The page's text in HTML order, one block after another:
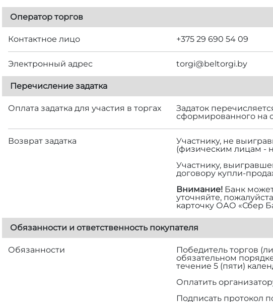
Оператор торгов
Контактное лицо +375 29 690 54 09
Электронный адрес torgi@beltorgi.by
Перечисление задатка
Оплата задатка для участия в торгах
Задаток
сформированного на
Возврат задатка Участнику, не
(физическим лицам -
Участнику,
договору купли-
Внимание! Банк
уточняйте,
карточку ОАО «Сбер
Обязанности и ответственность покупателя
Обязанности
Победитель торгов
обязательном
течение 5 (пяти)
Оплатить
Подписать протокол